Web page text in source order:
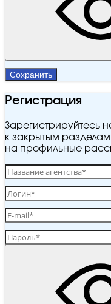
Сохранить
Регистрация
Зарегистрируйтесь
к закрытым разделам
на профильные